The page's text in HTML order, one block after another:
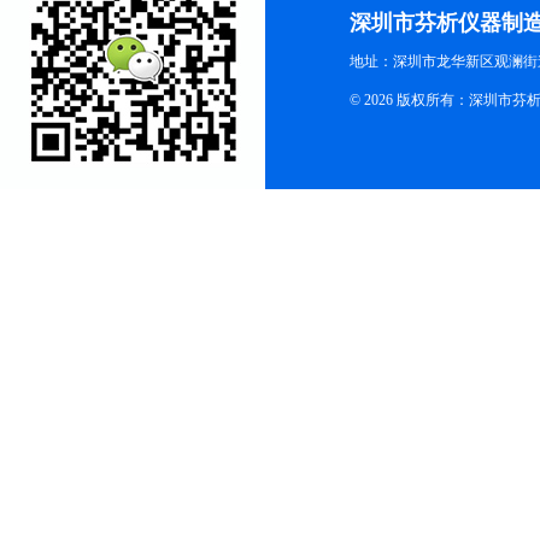
深圳市芬析仪器制
地址：深圳市龙华新区观澜
© 2026 版权所有：深圳市芬